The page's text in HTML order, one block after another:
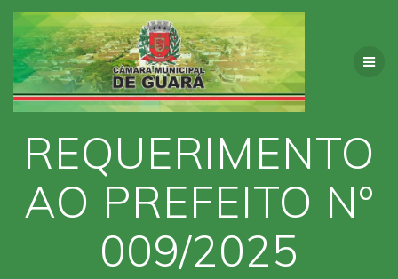
Skip
to
content
REQUERIMENTO
AO PREFEITO Nº
009/2025